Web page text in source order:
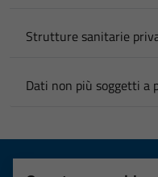
Strutture sanitarie
Dati non più soggetti a